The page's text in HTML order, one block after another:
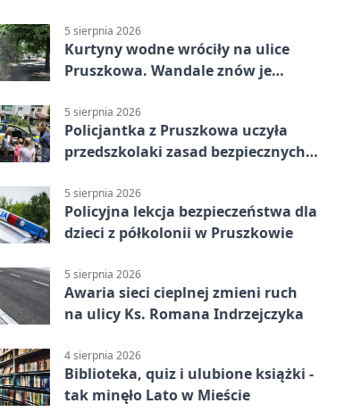
5 sierpnia 2026
Kurtyny wodne wróciły na ulice
Pruszkowa. Wandale znów je
5 sierpnia 2026
Policjantka z Pruszkowa uczyła
przedszkolaki zasad bezpiecznych
5 sierpnia 2026
Policyjna lekcja bezpieczeństwa dla
dzieci z półkolonii w Pruszkowie
5 sierpnia 2026
Awaria sieci cieplnej zmieni ruch
na ulicy Ks. Romana Indrzejczyka
4 sierpnia 2026
Biblioteka, quiz i ulubione książki -
tak minęło Lato w Mieście